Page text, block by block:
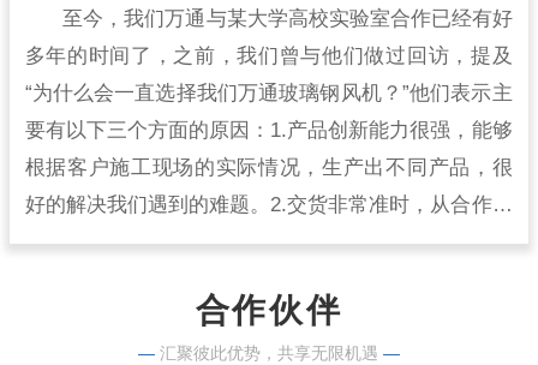
至今，我们万通与某大学高校实验室合作已经有好
多年的时间了，之前，我们曾与他们做过回访，提及
“为什么会一直选择我们万通玻璃钢风机？”他们表示主
要有以下三个方面的原因：1.产品创新能力很强，能够
根据客户施工现场的实际情况，生产出不同产品，很
好的解决我们遇到的难题。2.交货非常准时，从合作开
始到现在，从来没有出现过延时交货的情况，生产实
合作伙伴
— 汇聚彼此优势，共享无限机遇 —